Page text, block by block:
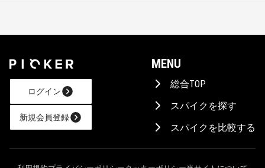
AIに相談！
ログイン
新規会員登録
MENU
総合TOP
スパイクを探す
スパイクを比較する